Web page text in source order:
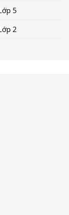
5
2